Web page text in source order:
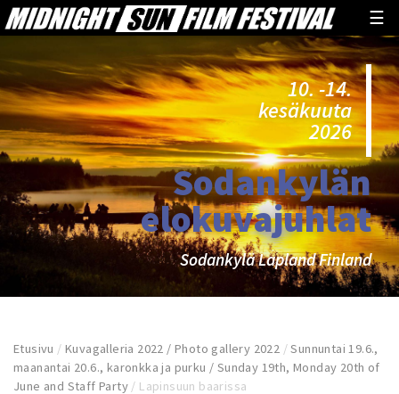
☰
10. -14.
kesäkuuta
2026
Sodankylän
elokuvajuhlat
Sodankylä Lapland Finland
Etusivu /Kuvagalleria 2022 / Photo gallery 2022 /Sunnuntai 19.6.,
maanantai 20.6., karonkka ja purku / Sunday 19th, Monday 20th of
June and Staff Party / Lapinsuun baarissa